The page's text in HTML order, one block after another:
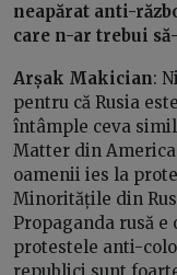
neapărat anti-
care n-ar trebui
Arșak Makician:
pentru că Rusia
întâmple ceva
Matter din
oamenii ies la
Minoritățile din
Propaganda rusă e
protestele anti-